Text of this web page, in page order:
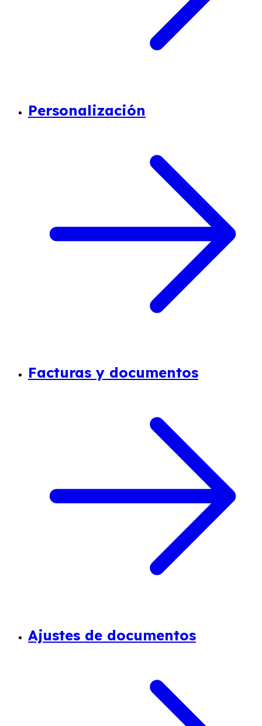
Personalización
Facturas y documentos
Ajustes de documentos